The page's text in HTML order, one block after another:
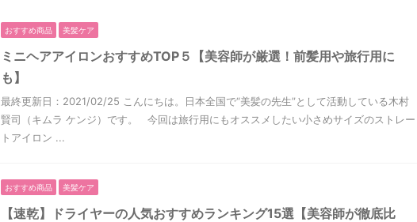
おすすめ商品 美髪ケア
ミニヘアアイロンおすすめTOP５【美容師が厳選！前髪用や旅行用に
も】
最終更新日：2021/02/25 こんにちは。日本全国で“美髪の先生”として活動している木村
賢司（キムラ ケンジ）です。 今回は旅行用にもオススメしたい小さめサイズのストレー
トアイロン ...
おすすめ商品 美髪ケア
【速乾】ドライヤーの人気おすすめランキング15選【美容師が徹底比